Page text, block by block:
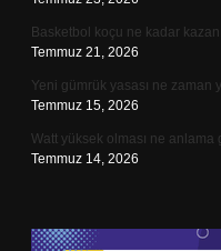
Basketbol koçu ne kadar
Temmuz 21, 2026
Yeni gümrük yasası ne zaman
Temmuz 15, 2026
Watt yüksek olması ne anlama
Temmuz 14, 2026